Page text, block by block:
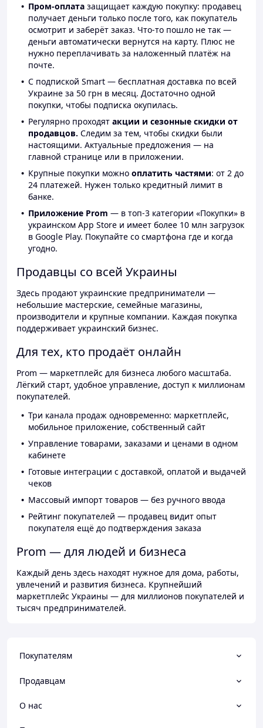
Пром-оплата защищает каждую покупку: продавец
получает деньги только после того, как покупатель
осмотрит и заберёт заказ. Что-то пошло не так —
деньги автоматически вернутся на карту. Плюс не
нужно переплачивать за наложенный платёж на
почте.
С подпиской Smart — бесплатная доставка по всей
Украине за 50 грн в месяц. Достаточно одной
покупки, чтобы подписка окупилась.
Регулярно проходят акции и сезонные скидки от
продавцов. Следим за тем, чтобы скидки были
настоящими. Актуальные предложения — на
главной странице или в приложении.
Крупные покупки можно оплатить частями: от 2 до
24 платежей. Нужен только кредитный лимит в
банке.
Приложение Prom — в топ-3 категории «Покупки» в
украинском App Store и имеет более 10 млн загрузок
в Google Play. Покупайте со смартфона где и когда
угодно.
Продавцы со всей Украины
Здесь продают украинские предприниматели —
небольшие мастерские, семейные магазины,
производители и крупные компании. Каждая покупка
поддерживает украинский бизнес.
Для тех, кто продаёт онлайн
Prom — маркетплейс для бизнеса любого масштаба.
Лёгкий старт, удобное управление, доступ к миллионам
покупателей.
Три канала продаж одновременно: маркетплейс,
мобильное приложение, собственный сайт
Управление товарами, заказами и ценами в одном
кабинете
Готовые интеграции с доставкой, оплатой и выдачей
чеков
Массовый импорт товаров — без ручного ввода
Рейтинг покупателей — продавец видит опыт
покупателя ещё до подтверждения заказа
Prom — для людей и бизнеса
Каждый день здесь находят нужное для дома, работы,
увлечений и развития бизнеса. Крупнейший
маркетплейс Украины — для миллионов покупателей и
тысяч предпринимателей.
Покупателям
Продавцам
О нас